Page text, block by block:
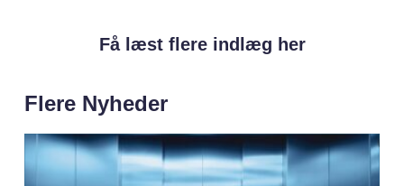
Få læst flere indlæg her
Flere Nyheder